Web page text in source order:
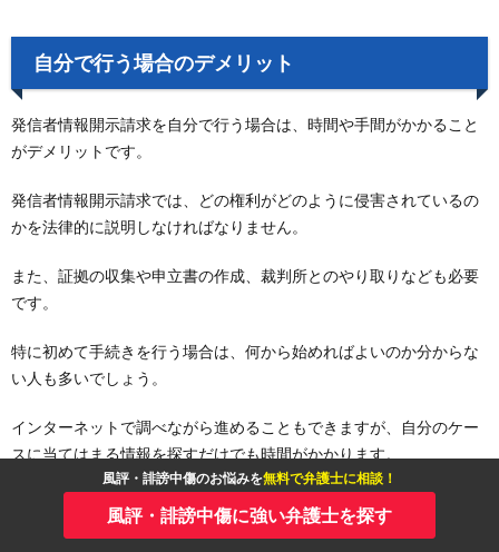
風評・誹謗中傷のお悩みを無料で弁護士に相談！
風評・誹謗中傷に強い弁護士を探す
自分で行う場合のデメリット
発信者情報開示請求を自分で行う場合は、時間や手間がかかること
がデメリットです。
発信者情報開示請求では、どの権利がどのように侵害されているの
かを法律的に説明しなければなりません。
また、証拠の収集や申立書の作成、裁判所とのやり取りなども必要
です。
特に初めて手続きを行う場合は、何から始めればよいのか分からな
い人も多いでしょう。
インターネットで調べながら進めることもできますが、自分のケー
スに当てはまる情報を探すだけでも時間がかかります。
書類に不備があったり、権利侵害の主張が不十分だったりすると、
手続きが長引くこともあります。